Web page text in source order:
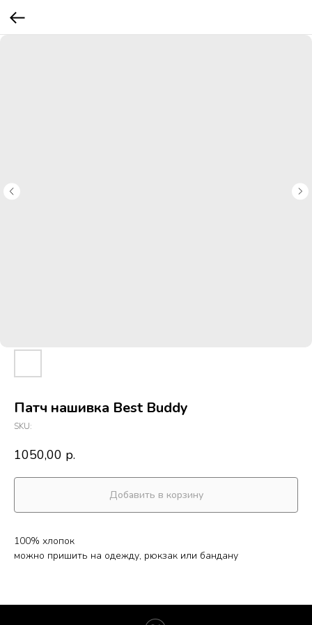
Патч нашивка Best Buddy
SKU:
1050,00 р.
Добавить в корзину
100% хлопок
можно пришить на одежду, рюкзак или бандану